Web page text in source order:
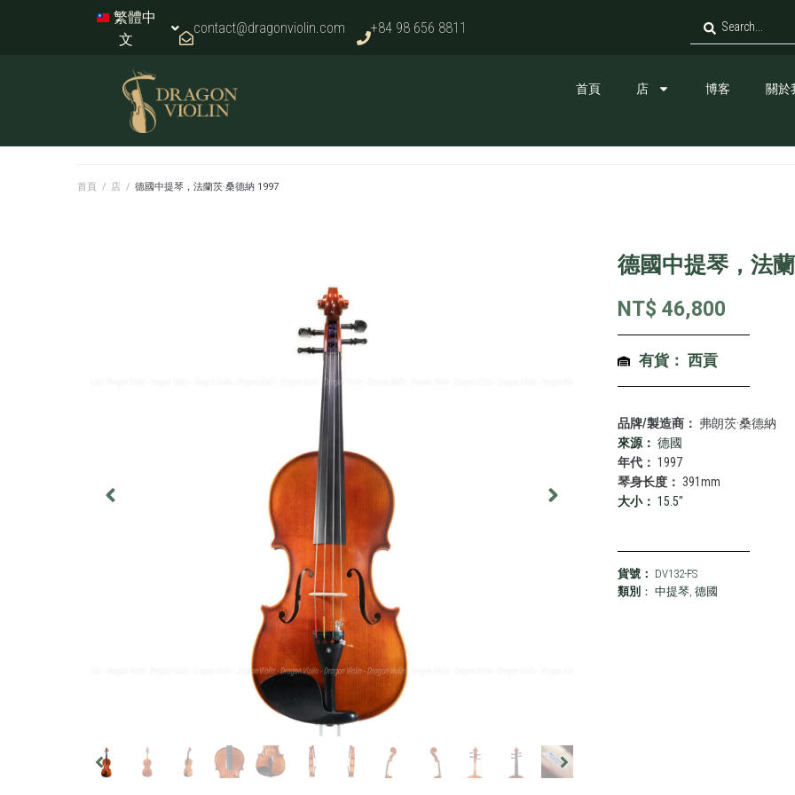
繁體中
文
contact@dragonviolin.com +84 98 656 8811
首頁 店 博客 關於
首頁 / 店 / 德國中提琴，法蘭茨·桑德納 1997
德國中提琴，法
NT$ 46,800
有貨： 西貢
品牌/製造商： 弗朗茨·桑德納
來源： 德國
年代： 1997
琴身长度： 391mm
大小： 15.5"
貨號： DV132-FS
類別 ： 中提琴, 德國